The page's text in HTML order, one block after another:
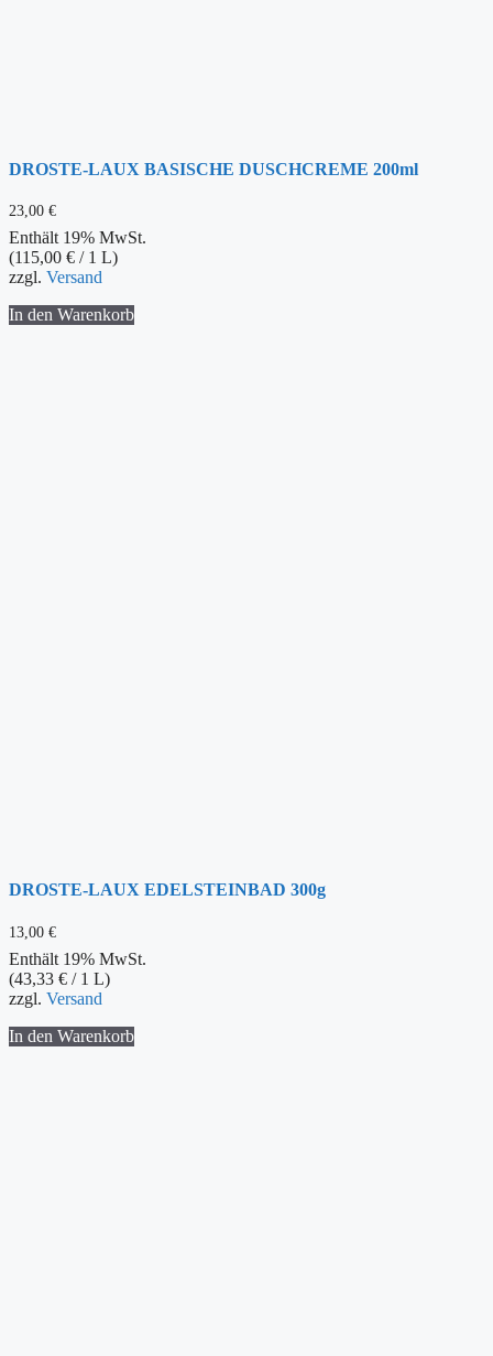
DROSTE-LAUX BASISCHE DUSCHCREME 200ml
23,00 €
Enthält 19% MwSt.
(115,00 € / 1 L)
zzgl. Versand
In den Warenkorb
DROSTE-LAUX EDELSTEINBAD 300g
13,00 €
Enthält 19% MwSt.
(43,33 € / 1 L)
zzgl. Versand
In den Warenkorb